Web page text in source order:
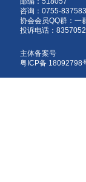
咨询：0755-
协会会员QQ群：
投诉电话：
主体备案号
粤ICP备 18092798